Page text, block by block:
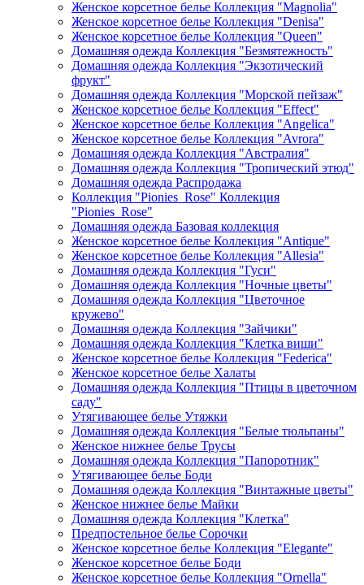
Женское корсетное белье Коллекция "Magnolia"
Женское корсетное белье Коллекция "Denisa"
Женское корсетное белье Коллекция "Queen"
Домашняя одежда Коллекция "Безмятежность"
Домашняя одежда Коллекция "Экзотический
фрукт"
Домашняя одежда Коллекция "Морской пейзаж"
Женское корсетное белье Коллекция "Effect"
Женское корсетное белье Коллекция "Angelica"
Женское корсетное белье Коллекция "Avrora"
Домашняя одежда Коллекция "Австралия"
Домашняя одежда Коллекция "Тропический этюд"
Домашняя одежда Распродажа
Коллекция "Pionies_Rose" Коллекция
"Pionies_Rose"
Домашняя одежда Базовая коллекция
Женское корсетное белье Коллекция "Antique"
Женское корсетное белье Коллекция "Allesia"
Домашняя одежда Коллекция "Гуси"
Домашняя одежда Коллекция "Ночные цветы"
Домашняя одежда Коллекция "Цветочное
кружево"
Домашняя одежда Коллекция "Зайчики"
Домашняя одежда Коллекция "Клетка виши"
Женское корсетное белье Коллекция "Federica"
Женское корсетное белье Халаты
Домашняя одежда Коллекция "Птицы в цветочном
саду"
Утягивающее белье Утяжки
Домашняя одежда Коллекция "Белые тюльпаны"
Женское нижнее белье Трусы
Домашняя одежда Коллекция "Папоротник"
Утягивающее белье Боди
Домашняя одежда Коллекция "Винтажные цветы"
Женское нижнее белье Майки
Домашняя одежда Коллекция "Клетка"
Предпостельное белье Сорочки
Женское корсетное белье Коллекция "Elegante"
Женское корсетное белье Боди
Женское корсетное белье Коллекция "Ornella"